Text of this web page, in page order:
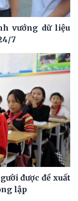
vướng dữ liệu
7
được đề xuất
lập